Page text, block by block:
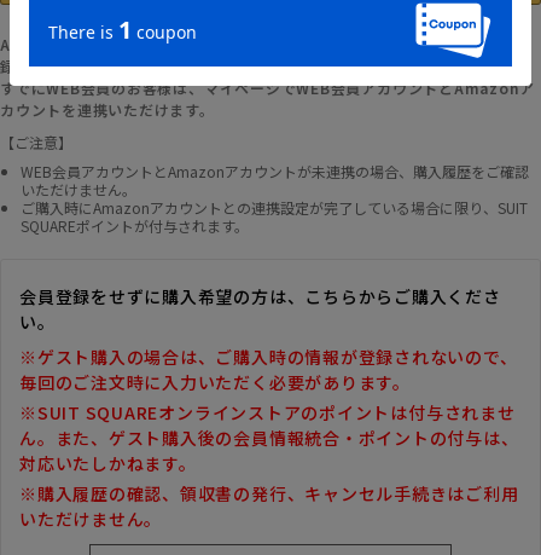
Amazonアカウントの登録情報を使用して、お支払いおよび新規WEB会員登
録が可能です。
すでにWEB会員のお客様は、マイページでWEB会員アカウントとAmazonア
カウントを連携いただけます。
【ご注意】
WEB会員アカウントとAmazonアカウントが未連携の場合、購入履歴をご確認
いただけません。
ご購入時にAmazonアカウントとの連携設定が完了している場合に限り、SUIT
SQUAREポイントが付与されます。
会員登録をせずに購入希望の方は、こちらからご購入くださ
い。
※ゲスト購入の場合は、ご購入時の情報が登録されないので、
毎回のご注文時に入力いただく必要があります。
※SUIT SQUAREオンラインストアのポイントは付与されませ
ん。また、ゲスト購入後の会員情報統合・ポイントの付与は、
対応いたしかねます。
※購入履歴の確認、領収書の発行、キャンセル手続きはご利用
いただけません。